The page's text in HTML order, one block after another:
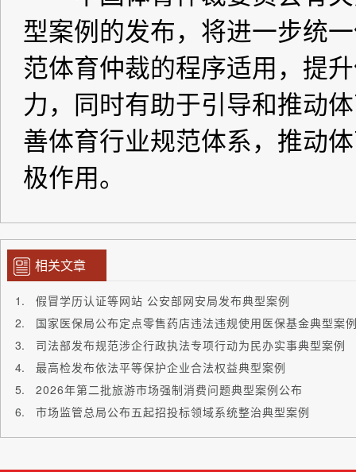
相关文章
假冒学历认证等网站 公安部网安局发布典型案例
国家医保局公布定点零售药店违法违规使用医保基金典型案
司法部发布规范涉企行政执法专项行动为民办实事典型案例
最高检发布依法平等保护企业合法权益典型案例
2026年第二批旅游市场强制消费问题典型案例公布
市场监管总局公布五起招投标领域系统整治典型案例